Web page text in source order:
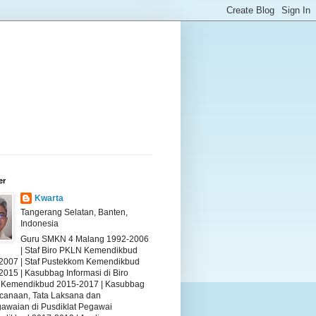
Kwarta
Tangerang Selatan, Banten,
Indonesia
Guru SMKN 4 Malang 1992-2006
| Staf Biro PKLN Kemendikbud
| Staf Pustekkom Kemendikbud
| Kasubbag Informasi di Biro
2015-2017 | Kasubbag
Tata Laksana dan
di Pusdiklat Pegawai